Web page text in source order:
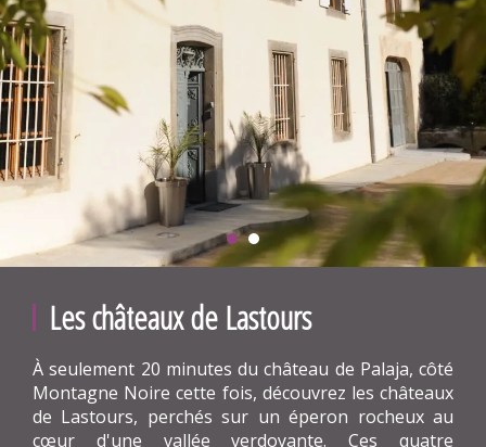
Les châteaux de Lastours
À seulement 20 minutes du château de Palaja, côté
Montagne Noire cette fois, découvrez les châteaux
de Lastours, perchés sur un éperon rocheux au
cœur d'une vallée verdoyante. Ces quatre